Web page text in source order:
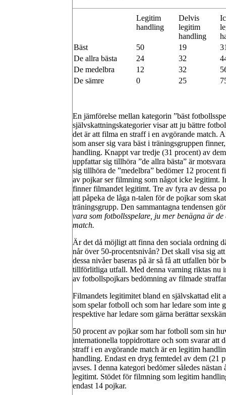
Legitim
handling
Delvis
legitim
handling
Bäst
50 19
De allra bästa
24 32
De medelbra
12 32
De sämre
0 25
En jämförelse mellan kategorin ”bäst
självskattningskategorier visar att ju bättre
det är att filma en straff i en avgörande match.
som anser sig vara bäst i träningsgruppen
handling. Knappt var tredje (31 procent) av
uppfattar sig tillhöra ”de allra bästa” är
sig tillhöra de ”medelbra” bedömer 12
av pojkar ser filmning som något icke legitimt.
finner filmandet legitimt. Tre av fyra av dessa
att påpeka de låga n-talen för de pojkar som
träningsgrupp. Den sammantagna tendensen
vara som fotbollsspelare, ju mer benägna är
match.
Är det då möjligt att finna den sociala ordning
når över 50-procentsnivån? Det skall visa sig
dessa nivåer baseras på är så få att utfallen
tillförlitliga utfall. Med denna varning riktas nu
av fotbollspojkars bedömning av filmade
Filmandets legitimitet bland en självskattad elit
som spelar fotboll och som har ledare som inte
respektive har ledare som gärna berättar
50 procent av pojkar som har fotboll som sin
internationella toppidrottare och som svarar att
straff i en avgörande match är en legitim
handling. Endast en dryg femtedel av dem (21
avses. I denna kategori bedömer således
legitimt. Stödet för filmning som legitim
endast 14 pojkar.